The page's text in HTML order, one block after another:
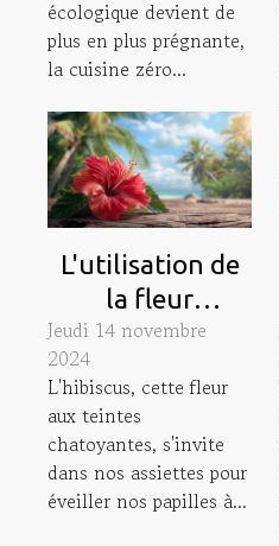
alimentaires
écologique devient de
plus en plus prégnante,
la cuisine zéro...
L'utilisation de
la fleur
d'hibiscus en
cuisine secrets
culinaires et
recettes
exotiques
Jeudi 14 novembre
2024
L'hibiscus, cette fleur
aux teintes
chatoyantes, s'invite
dans nos assiettes pour
éveiller nos papilles à...